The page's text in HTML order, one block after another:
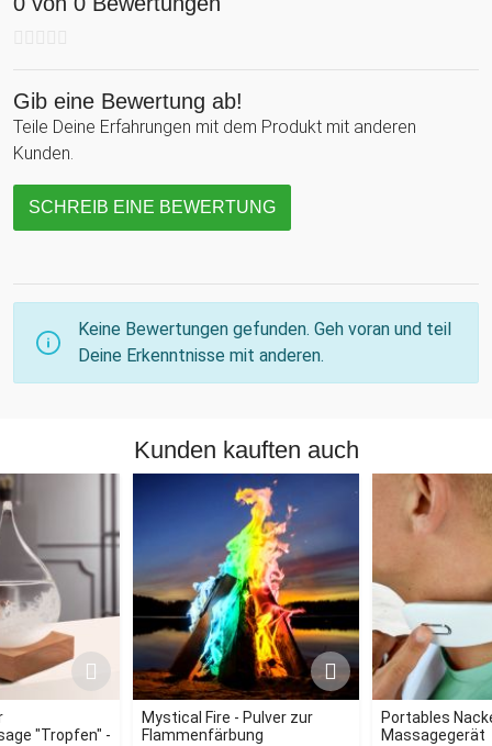
Gib eine Bewertung ab!
Teile Deine Erfahrungen mit dem Produkt mit anderen
Kunden.
SCHREIB EINE BEWERTUNG
Keine Bewertungen gefunden. Geh voran und teil
Deine Erkenntnisse mit anderen.
Kunden kauften auch
"Tropfen" -
Mystical Fire - Pulver zur
Flammenfärbung
Portables
Massagegerät